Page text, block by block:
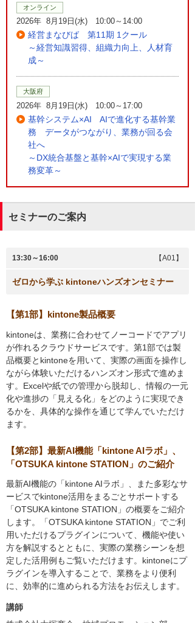
オンライン
2026年 8月19日(水) 10:00～14:00
経営まなびば 第11期 1クール
～経営知識習得、組織力向上、人材育
成～
大阪府
2026年 8月19日(水) 10:00～17:00
基幹システム×AI AIで進化する基幹業
務 データがつながり、業務が回る会
社へ
～DX統合基盤と基幹×AIで実現する業
務変革～
セミナーのご案内
13:30～16:00 【A01】
ゼロから学ぶ kintoneハンズオンセミナー
【第1部】kintone製品概要
kintoneは、業務に合わせてノーコードでアプリ
が作れるクラウドサービスです。第1部では製
品概要とkintoneを用いて、実際の画面を操作し
ながら体験いただけるハンズオン形式で進めま
す。Excelや紙での管理から脱却し、情報の一元
化や進捗の「見える化」をどのように実現でき
るかを、具体的な操作を通じて学んでいただけ
ます。
【第2部】最新AI機能「kintone AIラボ」、
「OTSUKA kintone STATION」のご紹介
最新AI機能の「kintone AIラボ」、また多彩なサ
ービスでkintone活用をまるごとサポートする
「OTSUKA kintone STATION」の概要をご紹介
します。「OTSUKA kintone STATION」でご利
用いただけるプラグインについて、機能や使い
方を解説するとともに、実際の業務シーンを想
定した活用例もご覧いただけます。kintoneにプ
ラグインを導入することで、業務をより便利
に、効率的に進められる方法をお伝えします。
講師